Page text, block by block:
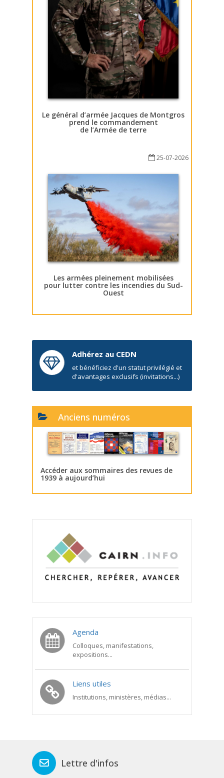
Le général d’armée Jacques de Montgros
prend le commandement
de l’Armée de terre
25-07-2026
Les armées pleinement mobilisées
pour lutter contre les incendies du Sud-
Ouest
Adhérez au CEDN
et bénéficiez d'un statut privilégié et
d'avantages exclusifs (invitations...)
Anciens numéros
Accéder aux sommaires des revues de
1939 à aujourd’hui
Agenda
Colloques, manifestations,
expositions...
Liens utiles
Institutions, ministères, médias...
Lettre d'infos